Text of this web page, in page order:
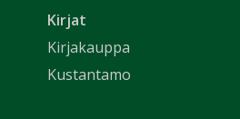
Kirjat
Kirjakauppa
Kustantamo